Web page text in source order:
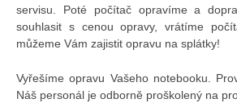
servisu. Poté počítač opravíme a
souhlasit s cenou opravy, vrátíme
můžeme Vám zajistit opravu na splátky!
Vyřešíme opravu Vašeho notebooku.
Náš personál je odborně proškolený na